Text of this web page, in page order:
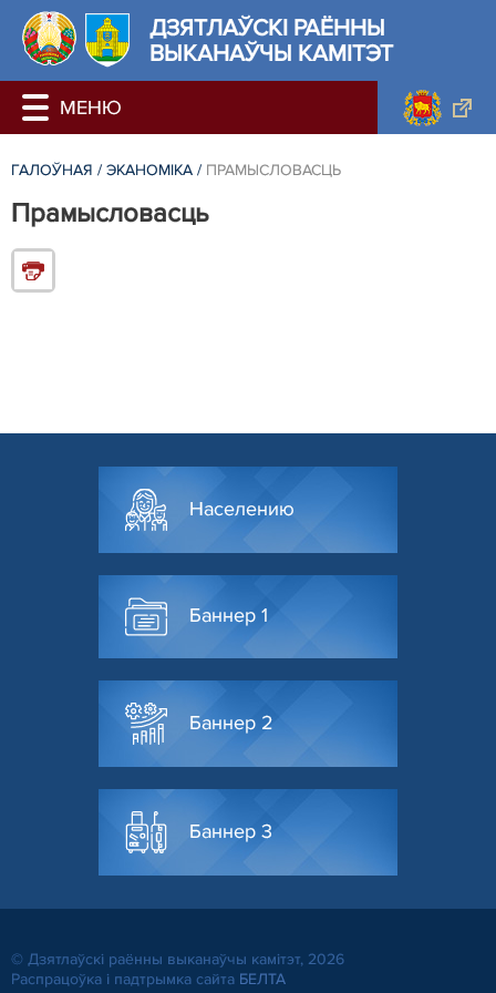
ДЗЯТЛАЎСКІ РАЁННЫ
ВЫКАНАЎЧЫ КАМІТЭТ
ГАЛОЎНАЯ / ЭКАНОМІКА / ПРАМЫСЛОВАСЦЬ
Прамысловасць
Населению
Баннер 1
Баннер 2
Баннер 3
© Дзятлаўскі раённы выканаўчы камітэт, 2026
Распрацоўка і падтрымка сайта БЕЛТА